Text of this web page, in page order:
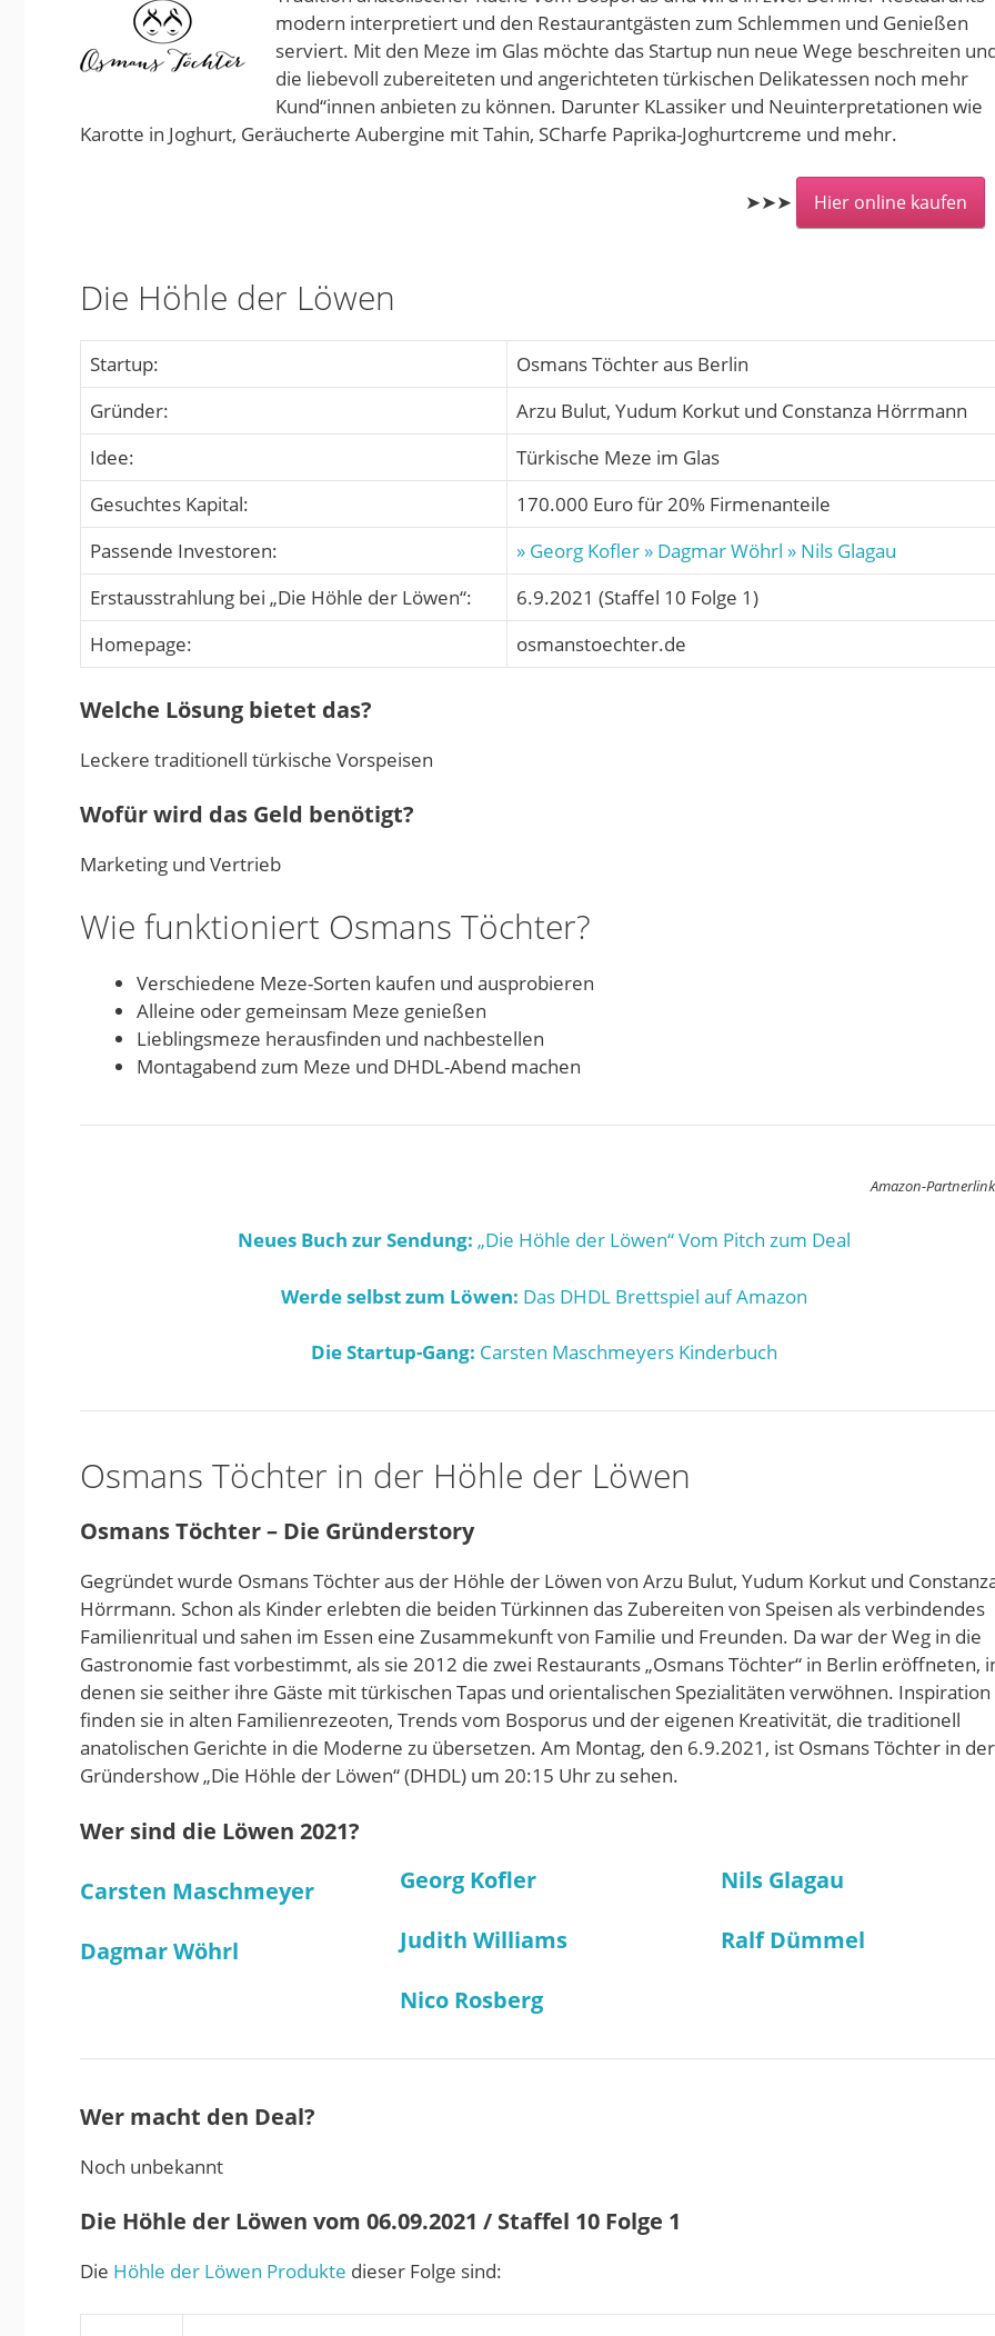
modern interpretiert und den Restaurantgästen zum Schlemmen und Genießen
serviert. Mit den Meze im Glas möchte das Startup nun neue Wege beschreiten
die liebevoll zubereiteten und angerichteten türkischen Delikatessen noch mehr
Kund“innen anbieten zu können. Darunter KLassiker und Neuinterpretationen wie
Karotte in Joghurt, Geräucherte Aubergine mit Tahin, SCharfe Paprika-Joghurtcreme und mehr.
➤➤➤ Hier online kaufen
Die Höhle der Löwen
Startup:
Osmans Töchter aus Berlin
Gründer:
Arzu Bulut, Yudum Korkut und Constanza Hörrmann
Idee:
Türkische Meze im Glas
Gesuchtes Kapital:
170.000 Euro für 20% Firmenanteile
Passende Investoren:
» Georg Kofler » Dagmar Wöhrl » Nils Glagau
Erstausstrahlung bei „Die Höhle der Löwen“:
6.9.2021 (Staffel 10 Folge 1)
Homepage:
osmanstoechter.de
Welche Lösung bietet das?
Leckere traditionell türkische Vorspeisen
Wofür wird das Geld benötigt?
Marketing und Vertrieb
Wie funktioniert Osmans Töchter?
Verschiedene Meze-Sorten kaufen und ausprobieren
Alleine oder gemeinsam Meze genießen
Lieblingsmeze herausfinden und nachbestellen
Montagabend zum Meze und DHDL-Abend machen
Amazon-
Neues Buch zur Sendung: „Die Höhle der Löwen“ Vom Pitch zum Deal
Werde selbst zum Löwen: Das DHDL Brettspiel auf Amazon
Die Startup-Gang: Carsten Maschmeyers Kinderbuch
Osmans Töchter in der Höhle der Löwen
Osmans Töchter – Die Gründerstory
Gegründet wurde Osmans Töchter aus der Höhle der Löwen von Arzu Bulut, Yudum Korkut und
Hörrmann. Schon als Kinder erlebten die beiden Türkinnen das Zubereiten von Speisen als verbindendes
Familienritual und sahen im Essen eine Zusammekunft von Familie und Freunden. Da war der Weg in die
Gastronomie fast vorbestimmt, als sie 2012 die zwei Restaurants „Osmans Töchter“ in Berlin eröffneten,
denen sie seither ihre Gäste mit türkischen Tapas und orientalischen Spezialitäten verwöhnen. Inspiration
finden sie in alten Familienrezeoten, Trends vom Bosporus und der eigenen Kreativität, die traditionell
anatolischen Gerichte in die Moderne zu übersetzen. Am Montag, den 6.9.2021, ist Osmans Töchter in der
Gründershow „Die Höhle der Löwen“ (DHDL) um 20:15 Uhr zu sehen.
Wer sind die Löwen 2021?
Carsten Maschmeyer
Dagmar Wöhrl
Georg Kofler
Judith Williams
Nico Rosberg
Nils Glagau
Ralf Dümmel
Wer macht den Deal?
Noch unbekannt
Die Höhle der Löwen vom 06.09.2021 / Staffel 10 Folge 1
Die Höhle der Löwen Produkte dieser Folge sind: